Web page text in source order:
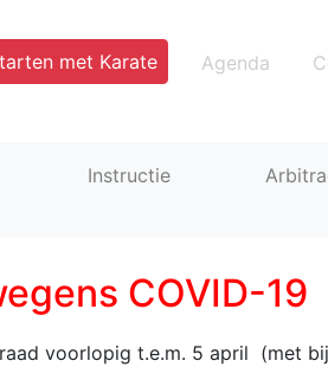
met Karate Agenda
Instructie
COVID-19
voorlopig t.e.m. 5 april (met